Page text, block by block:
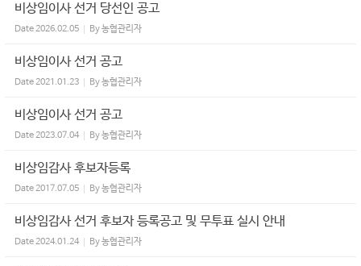
비상임이사 선거 당선인 공고
Date2026.02.05 By농협관리자
비상임이사 선거 공고
Date2021.01.23 By농협관리자
비상임이사 선거 공고
Date2023.07.04 By농협관리자
비상임감사 후보자등록
Date2017.07.05 By농협관리자
비상임감사 선거 후보자 등록공고 및 무투표 실시 안내
Date2024.01.24 By농협관리자